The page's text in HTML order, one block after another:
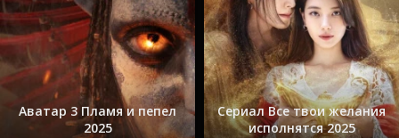
Аватар 3 Пламя и пепел
2025
Сериал Все твои желания
исполнятся 2025